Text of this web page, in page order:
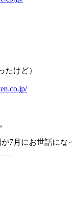
たけど）
7月にお世話にな